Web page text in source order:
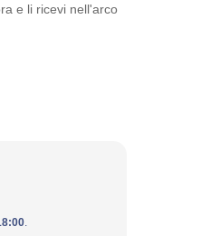
e li ricevi nell'arco
.